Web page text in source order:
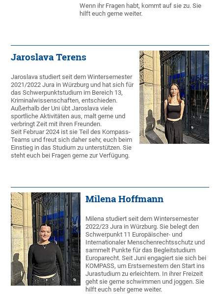
Wenn ihr Fragen habt, kommt auf sie zu. Sie
hilft euch gerne weiter.
Jaroslava Terens
Jaroslava studiert seit dem Wintersemester
2021/2022 Jura in Würzburg und hat sich für
das Schwerpunktstudium im Bereich 13,
Kriminalwissenschaften, entschieden.
Außerhalb der Uni übt Jaroslava viele
sportliche Aktivitäten aus, malt gerne und
verbringt Zeit mit ihren Freunden.
Seit Februar 2024 ist sie Teil des Kompass-
Teams und freut sich daher sehr, euch beim
Einstieg in das Studium zu unterstützen. Sie
steht euch bei Fragen gerne zur Verfügung.
Milena Hoffmann
Milena studiert seit dem Wintersemester
2022/23 Jura in Würzburg. Sie belegt den
Schwerpunkt 11 Europäischer- und
Internationaler Menschenrechtsschutz und
sammelt Punkte für das Begleitstudium
Europarecht. Seit Juni engagiert sie sich bei
KOMPASS, um Erstsemestern den Start ins
Jurastudium zu erleichtern. In ihrer Freizeit
geht sie gerne schwimmen und joggen. Sie
hilft euch sehr gerne weiter.